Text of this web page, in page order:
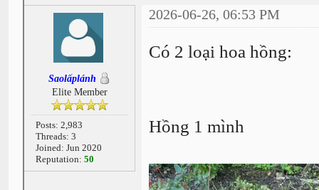
Saolấplánh
Elite Member
Posts: 2,983
Threads: 3
Joined: Jun 2020
Reputation: 50
2026-06-26, 06:53 PM
Có 2 loại hoa hồng:
Hồng 1 mình